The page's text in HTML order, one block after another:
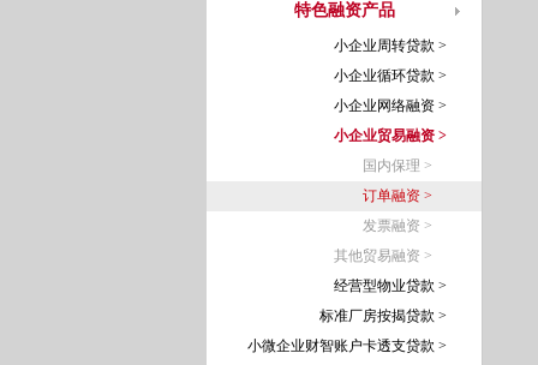
特色融资产品
小企业周转贷款 >
小企业循环贷款 >
小企业网络融资 >
小企业贸易融资 >
国内保理 >
订单融资 >
发票融资 >
其他贸易融资 >
经营型物业贷款 >
标准厂房按揭贷款 >
小微企业财智账户卡透支贷款 >